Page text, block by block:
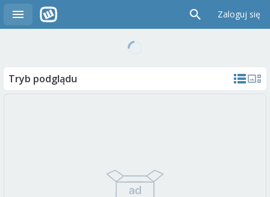
Zaloguj się
Tryb podglądu